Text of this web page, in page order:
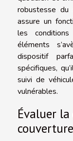
robustesse du
assure un
les conditions
éléments
dispositif
spécifiques,
suivi de
vulnérables.
Évaluer
couverture